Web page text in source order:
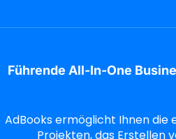
Führende All-In-One
AdBooks ermöglicht Ihnen die
Projekten, das Erstellen